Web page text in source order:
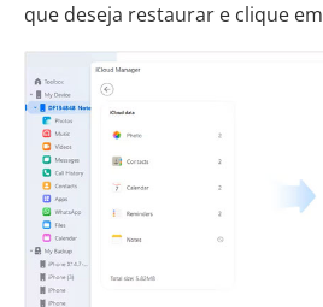
que deseja restaurar e clique em